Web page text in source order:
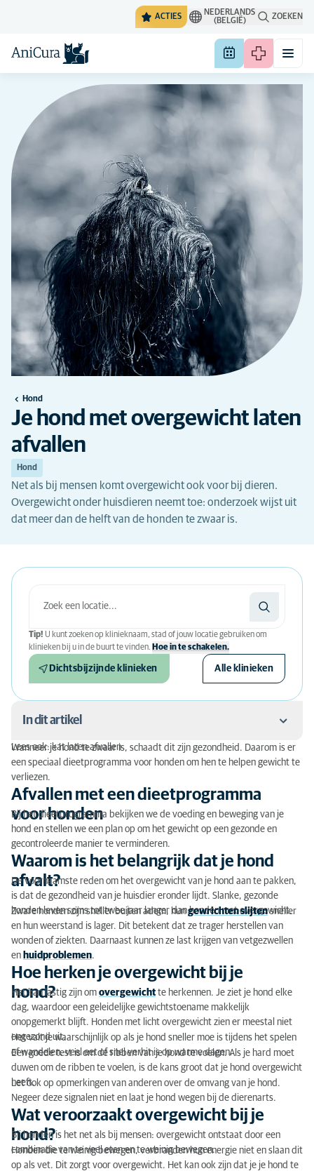
ACTIES
NEDERLANDS
(BELGIË)
ZOEKEN
Hond
Je hond met overgewicht laten
afvallen
Hond
Net als bij mensen komt overgewicht ook voor bij dieren.
Overgewicht onder huisdieren neemt toe: onderzoek wijst uit
dat meer dan de helft van de honden te zwaar is.
Tip! U kunt zoeken op klinieknaam, stad of jouw locatie gebruiken om
klinieken bij u in de buurt te vinden. Hoe in te schakelen.
Dichtsbijzijnde klinieken Alle klinieken
In dit artikel
Afvallen met een dieetprogramma voor honden
Waarom is het belangrijk dat je hond afvalt?
Hoe herken je overgewicht bij je hond?
Wat veroorzaakt overgewicht bij je hond?
Hoe werkt het dieetprogramma voor je hond?
Wat kost het dieetprogramma voor je hond?
Lees ook: kat laten afvallen
Wanneer je hond te zwaar is, schaadt dit zijn gezondheid. Daarom is er
een speciaal dieetprogramma voor honden om hen te helpen gewicht te
verliezen.
Afvallen met een dieetprogramma
voor honden
Bij het dieetprogramma bekijken we de voeding en beweging van je
hond en stellen we een plan op om het gewicht op een gezonde en
gecontroleerde manier te verminderen.
Waarom is het belangrijk dat je hond
afvalt?
De voornaamste reden om het overgewicht van je hond aan te pakken,
is dat de gezondheid van je huisdier eronder lijdt. Slanke, gezonde
honden leven soms tot twee jaar langer dan honden met overgewicht.
Zware honden zijn sneller buiten adem, hungewrichten slijtensneller
en hun weerstand is lager. Dit betekent dat ze trager herstellen van
wonden of ziekten. Daarnaast kunnen ze last krijgen van vetgezwellen
en huidproblemen.
Hoe herken je overgewicht bij je
hond?
Het kan lastig zijn om overgewicht te herkennen. Je ziet je hond elke
dag, waardoor een geleidelijke gewichtstoename makkelijk
onopgemerkt blijft. Honden met licht overgewicht zien er meestal niet
ongezond uit.
Het valt je waarschijnlijk op als je hond sneller moe is tijdens het spelen
of wandelen, veel eet of snel verhit is op warme dagen.
Een goede test is om de ribben van je hond te voelen. Als je hard moet
duwen om de ribben te voelen, is de kans groot dat je hond overgewicht
heeft.
Let ook op opmerkingen van anderen over de omvang van je hond.
Negeer deze signalen niet en laat je hond wegen bij de dierenarts.
Wat veroorzaakt overgewicht bij je
hond?
Bij honden is het net als bij mensen: overgewicht ontstaat door een
combinatie van te veel eten en te weinig bewegen.
Honden die te weinig bewegen, verbranden hun energie niet en slaan dit
op als vet. Dit zorgt voor overgewicht. Het kan ook zijn dat je je hond te